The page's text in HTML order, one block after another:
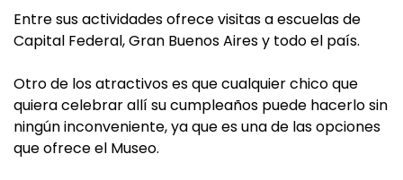
Entre sus actividades ofrece visitas a escuelas de
Capital Federal, Gran Buenos Aires y todo el país.
Otro de los atractivos es que cualquier chico que
quiera celebrar allí su cumpleaños puede hacerlo sin
ningún inconveniente, ya que es una de las opciones
que ofrece el Museo.